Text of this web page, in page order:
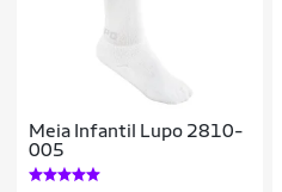
Meia Infantil Lupo 2810-
005